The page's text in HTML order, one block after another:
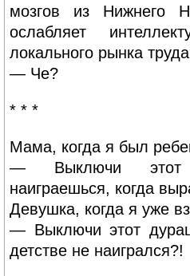
мозгов из Нижнего
ослабляет
локального рынка
— Че?
* * *
Мама, когда я был
— Выключи этот
наиграешься, когда
Девушка, когда я уже
— Выключи этот
детстве не наигрался?!